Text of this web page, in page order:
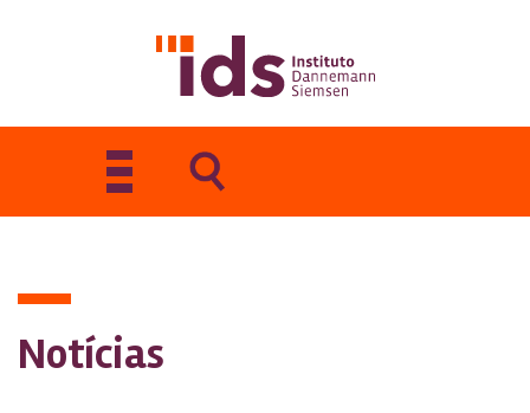
Toggle
navigation
Notícias